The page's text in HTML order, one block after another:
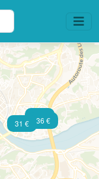
31 €
31 € 36 €